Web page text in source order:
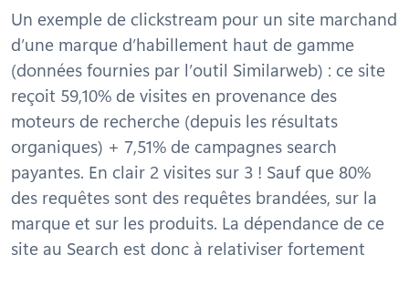
Un exemple de clickstream pour un site marchand
d’une marque d’habillement haut de gamme
(données fournies par l’outil Similarweb) : ce site
reçoit 59,10% de visites en provenance des
moteurs de recherche (depuis les résultats
organiques) + 7,51% de campagnes search
payantes. En clair 2 visites sur 3 ! Sauf que 80%
des requêtes sont des requêtes brandées, sur la
marque et sur les produits. La dépendance de ce
site au Search est donc à relativiser fortement